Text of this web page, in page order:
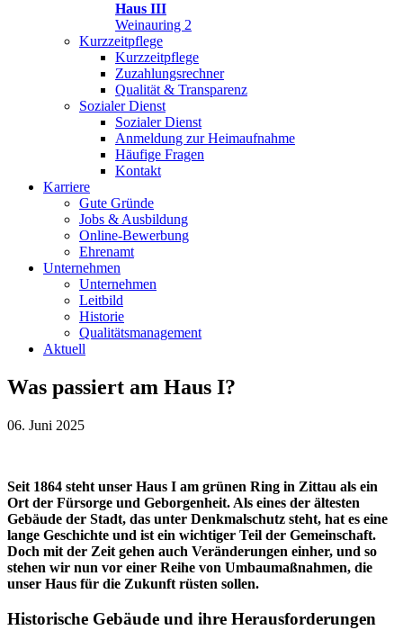
Haus III
Weinauring 2
Kurzzeitpflege
Kurzzeitpflege
Zuzahlungsrechner
Qualität & Transparenz
Sozialer Dienst
Sozialer Dienst
Anmeldung zur Heimaufnahme
Häufige Fragen
Kontakt
Karriere
Gute Gründe
Jobs & Ausbildung
Online-Bewerbung
Ehrenamt
Unternehmen
Unternehmen
Leitbild
Historie
Qualitätsmanagement
Aktuell
Was passiert am Haus I?
06. Juni 2025
Seit 1864 steht unser Haus I am grünen Ring in Zittau als ein
Ort der Fürsorge und Geborgenheit. Als eines der ältesten
Gebäude der Stadt, das unter Denkmalschutz steht, hat es eine
lange Geschichte und ist ein wichtiger Teil der Gemeinschaft.
Doch mit der Zeit gehen auch Veränderungen einher, und so
stehen wir nun vor einer Reihe von Umbaumaßnahmen, die
unser Haus für die Zukunft rüsten sollen.
Historische Gebäude und ihre Herausforderungen